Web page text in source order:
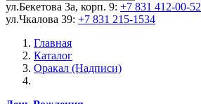
ул.Бекетова 3а, корп. 9: +7 831 412-00-52
ул.Чкалова 39: +7 831 215-1534
Главная
Каталог
Оракал (Надписи)